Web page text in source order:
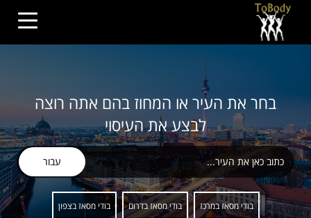
בחר את העיר או המחוז בהם אתה רוצה
לבצע את העיסוי
עבור
בודי מסאז במרכז בודי מסאז בדרום בודי מסאז בצפון